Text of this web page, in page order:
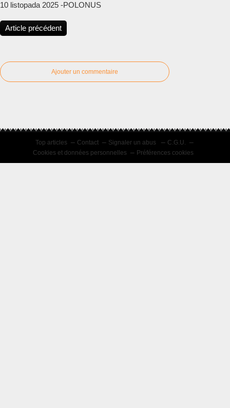
10 listopada 2025 -POLONUS
Article précédent
Ajouter un commentaire
Top articles Contact Signaler un abus
C.G.U.
Cookies et données personnelles
Préférences cookies